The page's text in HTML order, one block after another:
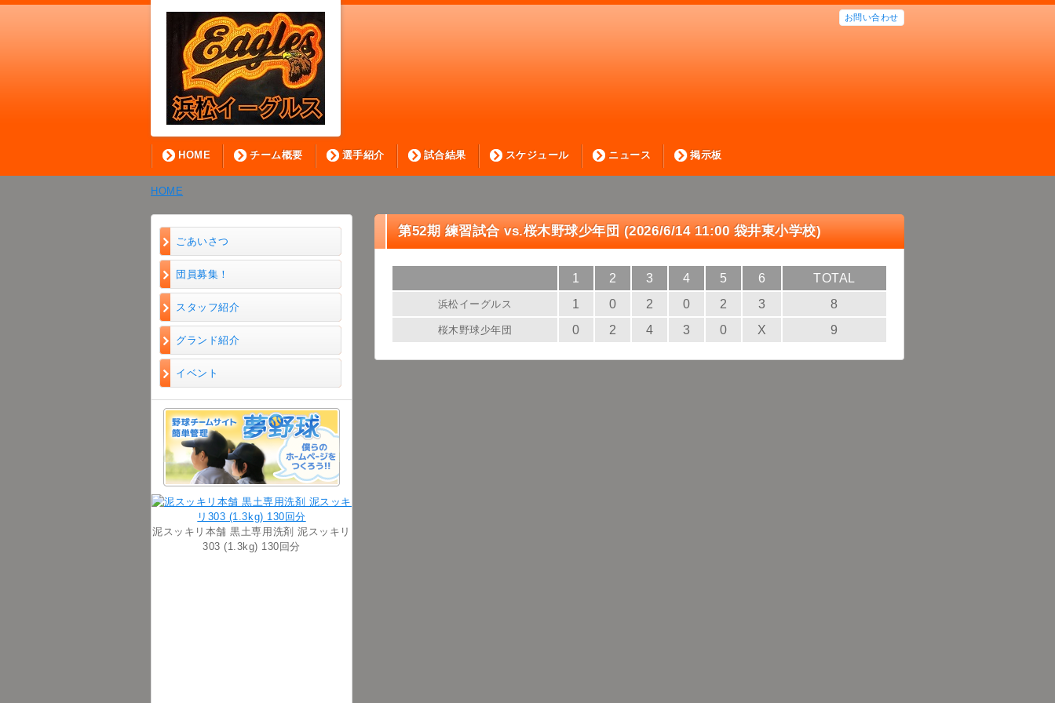
お問い合わせ
HOME チーム概要 選手紹介 試合結果 スケジュール ニュース 掲示板
HOME
ごあいさつ
団員募集！
スタッフ紹介
グランド紹介
イベント
泥スッキリ本舗 黒土専用洗剤 泥スッキリ
303 (1.3kg) 130回分
第52期 練習試合 vs.桜木野球少年団 (2026/6/14 11:00 袋井東小学校)
1 2 3 4 5 6 TOTAL
浜松イーグルス 1 0 2 0 2 3 8
桜木野球少年団 0 2 4 3 0 X 9